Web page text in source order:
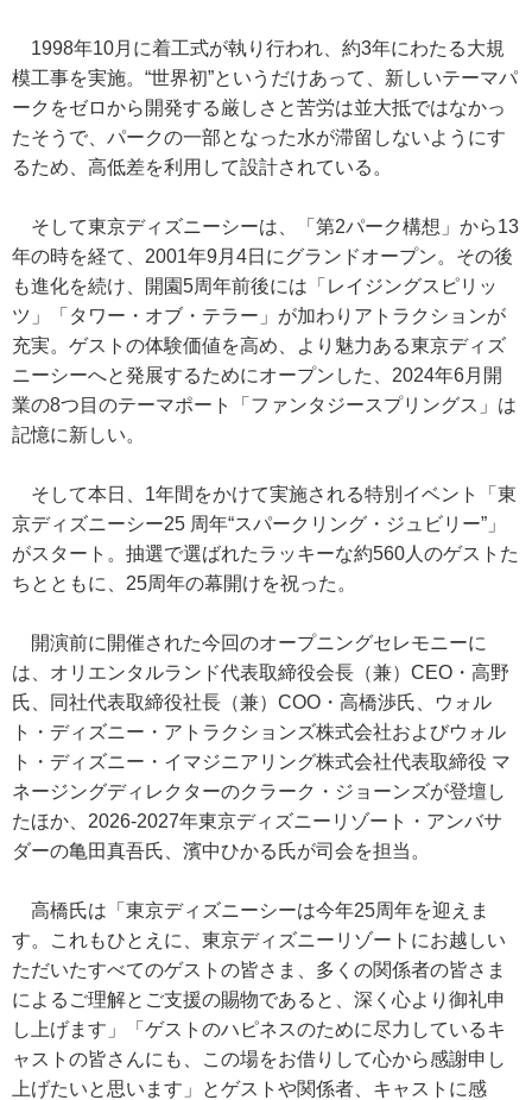
1998年10月に着工式が執り行われ、約3年にわたる大規
模工事を実施。“世界初”というだけあって、新しいテーマパ
ークをゼロから開発する厳しさと苦労は並大抵ではなかっ
たそうで、パークの一部となった水が滞留しないようにす
るため、高低差を利用して設計されている。
そして東京ディズニーシーは、「第2パーク構想」から13
年の時を経て、2001年9月4日にグランドオープン。その後
も進化を続け、開園5周年前後には「レイジングスピリッ
ツ」「タワー・オブ・テラー」が加わりアトラクションが
充実。ゲストの体験価値を高め、より魅力ある東京ディズ
ニーシーへと発展するためにオープンした、2024年6月開
業の8つ目のテーマポート「ファンタジースプリングス」は
記憶に新しい。
そして本日、1年間をかけて実施される特別イベント「東
京ディズニーシー25 周年“スパークリング・ジュビリー”」
がスタート。抽選で選ばれたラッキーな約560人のゲストた
ちとともに、25周年の幕開けを祝った。
開演前に開催された今回のオープニングセレモニーに
は、オリエンタルランド代表取締役会長（兼）CEO・高野
氏、同社代表取締役社長（兼）COO・高橋渉氏、ウォル
ト・ディズニー・アトラクションズ株式会社およびウォル
ト・ディズニー・イマジニアリング株式会社代表取締役 マ
ネージングディレクターのクラーク・ジョーンズが登壇し
たほか、2026-2027年東京ディズニーリゾート・アンバサ
ダーの亀田真吾氏、濱中ひかる氏が司会を担当。
高橋氏は「東京ディズニーシーは今年25周年を迎えま
す。これもひとえに、東京ディズニーリゾートにお越しい
ただいたすべてのゲストの皆さま、多くの関係者の皆さま
によるご理解とご支援の賜物であると、深く心より御礼申
し上げます」「ゲストのハピネスのために尽力しているキ
ャストの皆さんにも、この場をお借りして心から感謝申し
上げたいと思います」とゲストや関係者、キャストに感